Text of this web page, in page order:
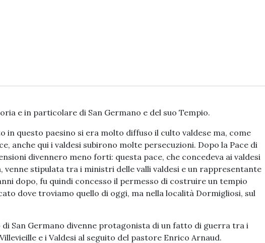
e in particolare di San Germano e del suo Tempio.
in questo paesino si era molto diffuso il culto valdese ma, come
anche qui i valdesi subirono molte persecuzioni. Dopo la Pace di
divennero meno forti: questa pace, che concedeva ai valdesi
venne stipulata tra i ministri delle valli valdesi e un rappresentante
dopo, fu quindi concesso il permesso di costruire un tempio
dove troviamo quello di oggi, ma nella località Dormigliosi, sul
di San Germano divenne protagonista di un fatto di guerra tra i
e i Valdesi al seguito del pastore Enrico Arnaud.